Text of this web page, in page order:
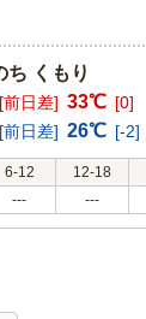
ち くもり
日差] 33℃ [0]
日差] 26℃ [-2]
6-12 12-18
--- ---